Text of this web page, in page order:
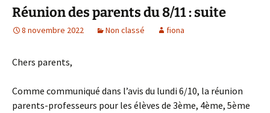
Réunion des parents du 8/11 : suite
8 novembre 2022 Non classé fiona
Chers parents,
Comme communiqué dans l’avis du lundi 6/10, la réunion
parents-professeurs pour les élèves de 3ème, 4ème, 5ème